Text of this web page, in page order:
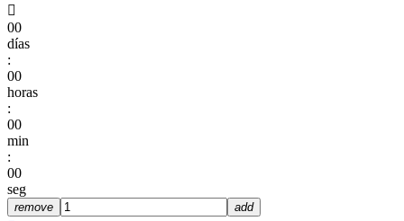

00
días
:
00
horas
:
00
min
:
00
seg
remove add